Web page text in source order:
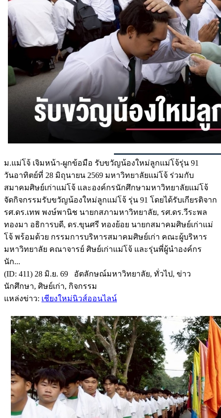
ม.แม่โจ้ เจิมหน้า-ผูกข้อมือ รับขวัญน้องใหม่ลูกแม่โจ้รุ่น 91
วันอาทิตย์ที่ 28 มิถุนายน 2569 มหาวิทยาลัยแม่โจ้ ร่วมกับ
สมาคมศิษย์เก่าแม่โจ้ และองค์กรนักศึกษามหาวิทยาลัยแม่โจ้
จัดกิจกรรมรับขวัญน้องใหม่ลูกแม่โจ้ รุ่น 91 โดยได้รับเกียรติจาก
รศ.ดร.เทพ พงษ์พานิช นายกสภามหาวิทยาลัย, รศ.ดร.วีระพล
ทองมา อธิการบดี, ดร.ขุนศรี ทองย้อย นายกสมาคมศิษย์เก่าแม่
โจ้ พร้อมด้วย กรรมการบริหารสมาคมศิษย์เก่า คณะผู้บริหาร
มหาวิทยาลัย คณาจารย์ ศิษย์เก่าแม่โจ้ และรุ่นพี่ผู้นำองค์กร
นัก...
(ID: 411) 28 มิ.ย. 69 อัตลักษณ์มหาวิทยาลัย, ทั่วไป, ข่าว
นักศึกษา, ศิษย์เก่า, กิจกรรม
แหล่งข่าว: เชียงใหม่นิวส์ออนไลน์